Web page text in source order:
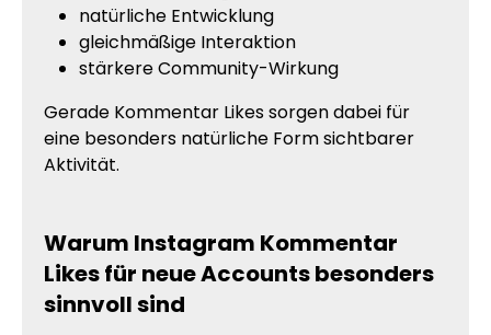
natürliche Entwicklung
gleichmäßige Interaktion
stärkere Community-Wirkung
Gerade Kommentar Likes sorgen dabei für
eine besonders natürliche Form sichtbarer
Aktivität.
Warum Instagram Kommentar
Likes für neue Accounts besonders
sinnvoll sind